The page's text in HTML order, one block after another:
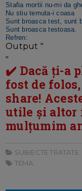
Stafia mortii nu-mi da
Nu stiu temuta-i coasa
Sunt broasca test, sunt
Sunt broasca testoasa.
Refren:
Output "
"
✔️ Dacă ți-a
fost de
share!
utile și altor
mulțumim
SUBIECTE TRATATE:
TEMA: